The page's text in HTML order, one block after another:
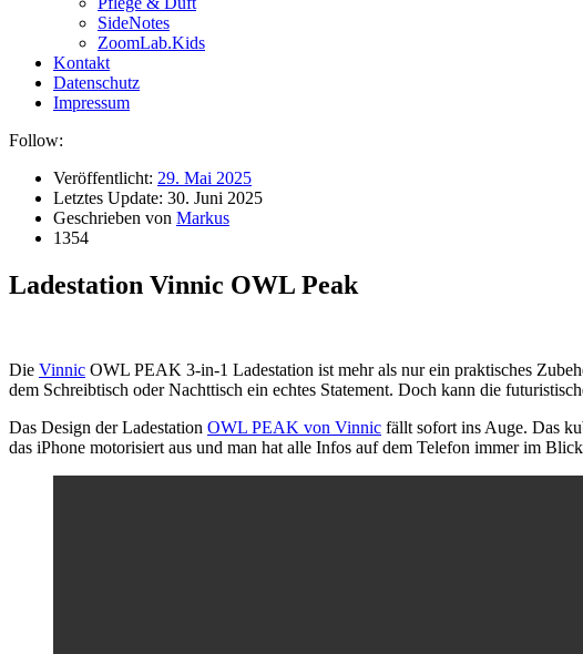
SideNotes
ZoomLab.Kids
Kontakt
Datenschutz
Impressum
Follow:
Veröffentlicht: 29. Mai 2025
Letztes Update: 30. Juni 2025
Geschrieben von Markus
1354
Ladestation Vinnic OWL Peak
Die Vinnic OWL PEAK 3-in-1 Ladestation ist mehr als nur ein praktisches
dem Schreibtisch oder Nachttisch ein echtes Statement. Doch kann die
Das Design der Ladestation OWL PEAK von Vinnic fällt sofort ins Auge. Das
das iPhone motorisiert aus und man hat alle Infos auf dem Telefon immer im